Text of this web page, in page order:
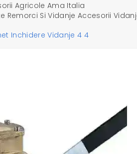
Agricole Ama Italia
Remorci Si Vidanje Accesorii
Inchidere Vidanje 4 4